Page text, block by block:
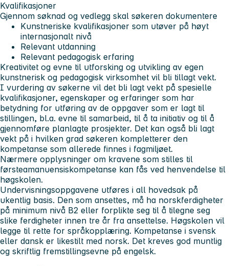
Kvalifikasjoner
Gjennom søknad og vedlegg skal søkeren dokumentere
Kunstneriske kvalifikasjoner som utøver på høyt
internasjonalt nivå
Relevant utdanning
Relevant pedagogisk erfaring
Kreativitet og evne til utforsking og utvikling av egen
kunstnerisk og pedagogisk virksomhet vil bli tillagt vekt.
I vurdering av søkerne vil det bli lagt vekt på spesielle
kvalifikasjoner, egenskaper og erfaringer som har
betydning for utføring av de oppgaver som er lagt til
stillingen, bl.a. evne til samarbeid, til å ta initiativ og til å
gjennomføre planlagte prosjekter. Det kan også bli lagt
vekt på i hvilken grad søkeren kompletterer den
kompetanse som allerede finnes i fagmiljøet.
Nærmere opplysninger om kravene som stilles til
førsteamanuensiskompetanse kan fås ved henvendelse til
høgskolen.
Undervisningsoppgavene utføres i all hovedsak på
ukentlig basis. Den som ansettes, må ha norskferdigheter
på minimum nivå B2 eller forplikte seg til å tilegne seg
slike ferdigheter innen tre år fra ansettelse. Høgskolen vil
legge til rette for språkopplæring. Kompetanse i svensk
eller dansk er likestilt med norsk. Det kreves god muntlig
og skriftlig fremstillingsevne på engelsk.